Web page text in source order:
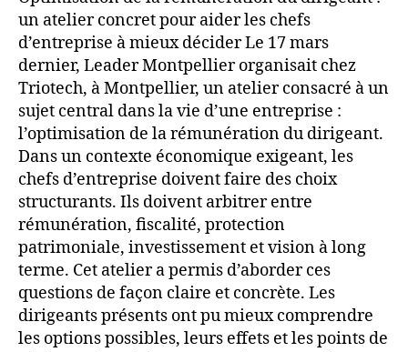
un atelier concret pour aider les chefs
d’entreprise à mieux décider Le 17 mars
dernier, Leader Montpellier organisait chez
Triotech, à Montpellier, un atelier consacré à un
sujet central dans la vie d’une entreprise :
l’optimisation de la rémunération du dirigeant.
Dans un contexte économique exigeant, les
chefs d’entreprise doivent faire des choix
structurants. Ils doivent arbitrer entre
rémunération, fiscalité, protection
patrimoniale, investissement et vision à long
terme. Cet atelier a permis d’aborder ces
questions de façon claire et concrète. Les
dirigeants présents ont pu mieux comprendre
les options possibles, leurs effets et les points de